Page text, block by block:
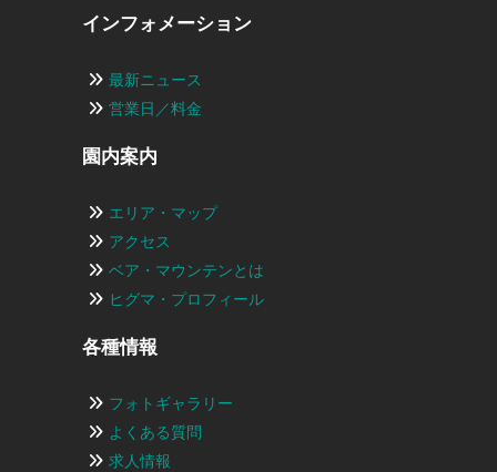
インフォメーション
最新ニュース
営業日／料金
園内案内
エリア・マップ
アクセス
ベア・マウンテンとは
ヒグマ・プロフィール
各種情報
フォトギャラリー
よくある質問
求人情報